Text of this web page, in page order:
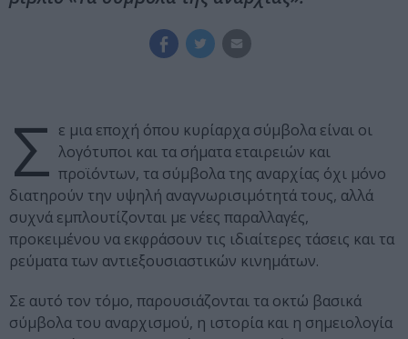
Σ ε μια εποχή όπου κυρίαρχα σύμβολα είναι οι
λογότυποι και τα σήματα εταιρειών και
προϊόντων, τα σύμβολα της αναρχίας όχι μόνο
διατηρούν την υψηλή αναγνωρισιμότητά τους, αλλά
συχνά εμπλουτίζονται με νέες παραλλαγές,
προκειμένου να εκφράσουν τις ιδιαίτερες τάσεις και τα
ρεύματα των αντιεξουσιαστικών κινημάτων.
Σε αυτό τον τόμο, παρουσιάζονται τα οκτώ βασικά
σύμβολα του αναρχισμού, η ιστορία και η σημειολογία